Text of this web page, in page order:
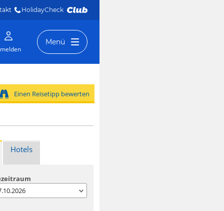
HolidayCheck
Menü
Einen Reisetipp bewerten
Hotels